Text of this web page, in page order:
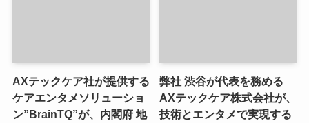
AXテックケア社が提供する
ケアエンタメソリューショ
ン”BrainTQ”が、内閣府 地
弊社 渋谷が代表を務める
AXテックケア株式会社が、
技術とエンタメで実現する